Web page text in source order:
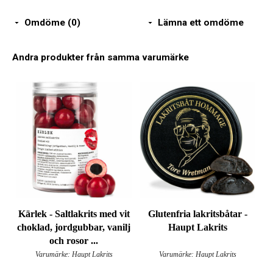
Omdöme (0) Lämna ett omdöme
Andra produkter från samma varumärke
Kärlek - Saltlakrits med vit
choklad, jordgubbar, vanilj
och rosor ...
Varumärke: Haupt Lakrits
Glutenfria lakritsbåtar -
Haupt Lakrits
Varumärke: Haupt Lakrits